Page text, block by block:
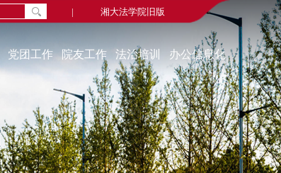
| 湘大法学院旧版
党团工作
通知公告
组织机构
教工党建
院友工作
院友新闻
院友会
毕业视频
法治培训
中心概况
学习资源
联系我们
办公信息化